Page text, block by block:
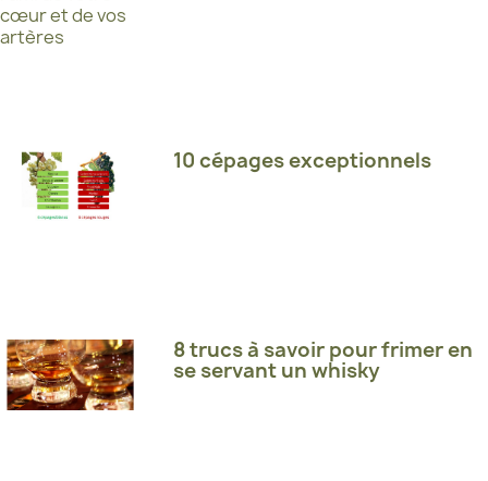
10 cépages exceptionnels
8 trucs à savoir pour frimer en
se servant un whisky